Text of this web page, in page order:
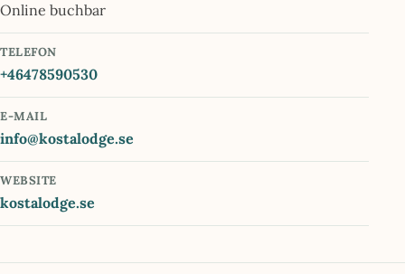
Online buchbar
TELEFON
+46478590530
E-MAIL
info@kostalodge.se
WEBSITE
kostalodge.se